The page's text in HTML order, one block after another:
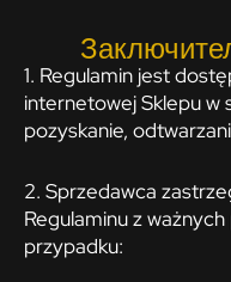
1. Regulamin jest
internetowej Sklepu w
pozyskanie,
2. Sprzedawca
Regulaminu z
przypadku: